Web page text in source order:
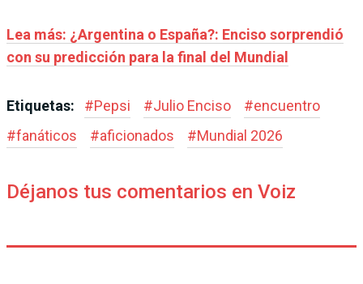
Lea más: ¿Argentina o España?: Enciso sorprendió
con su predicción para la final del Mundial
Etiquetas: #Pepsi #Julio Enciso #encuentro
#fanáticos #aficionados #Mundial 2026
Déjanos tus comentarios en Voiz